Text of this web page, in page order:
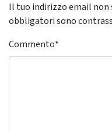
Il tuo indirizzo email non
obbligatori sono
Commento*